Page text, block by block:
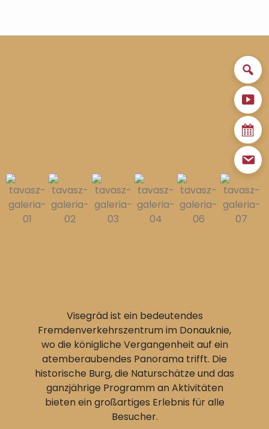
Visegrád ist ein bedeutendes
Fremdenverkehrszentrum im Donauknie,
wo die königliche Vergangenheit auf ein
atemberaubendes Panorama trifft. Die
historische Burg, die Naturschätze und das
ganzjährige Programm an Aktivitäten
bieten ein großartiges Erlebnis für alle
Besucher.